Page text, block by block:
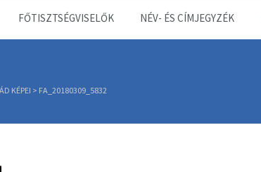
FŐTISZTSÉGVISELŐK NÉV- ÉS CÍMJEGYZÉK
KÉPEI > FA_20180309_5832